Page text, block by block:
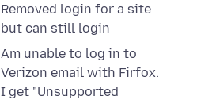
Removed login for a site
but can still login
Am unable to log in to
Verizon email with Firfox.
I get "Unsupported